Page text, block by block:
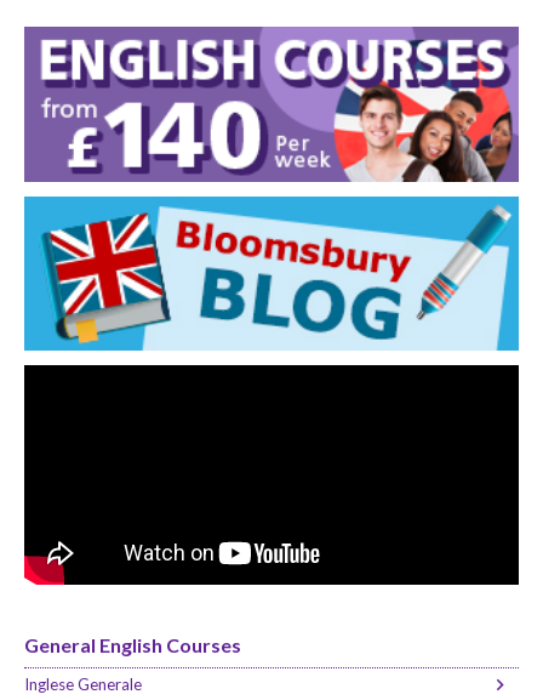
General English Courses
Inglese Generale